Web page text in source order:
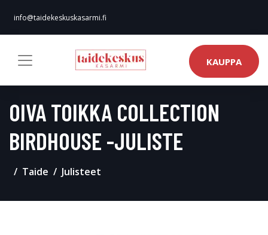
info@taidekeskuskasarmi.fi
KAUPPA
OIVA TOIKKA COLLECTION
BIRDHOUSE -JULISTE
Taide Julisteet